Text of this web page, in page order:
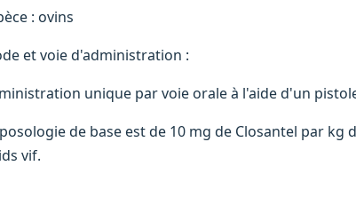
: ovins
et voie d'administration :
unique par voie orale à l'aide d'un
de base est de 10 mg de Closantel par kg
vif.